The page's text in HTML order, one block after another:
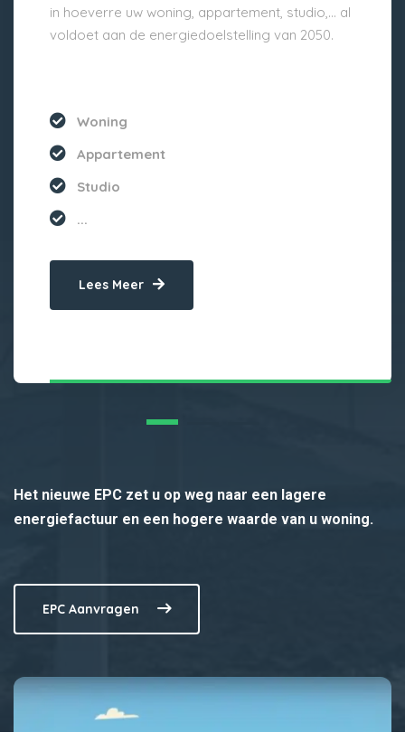
in hoeverre uw woning, appartement, studio,… al
voldoet aan de energiedoelstelling van 2050.
Woning
Appartement
Studio
...
Lees Meer
Het nieuwe EPC zet u op weg naar een lagere
energiefactuur en een hogere waarde van u woning.
EPC Aanvragen